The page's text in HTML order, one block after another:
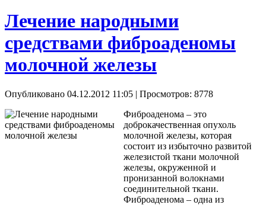
Лечение народными
средствами фиброаденомы
молочной железы
Опубликовано 04.12.2012 11:05 | Просмотров: 8778
Фиброаденома – это
доброкачественная опухоль
молочной железы, которая
состоит из избыточно развитой
железистой ткани молочной
железы, окруженной и
пронизанной волокнами
соединительной ткани.
Фиброаденома – одна из